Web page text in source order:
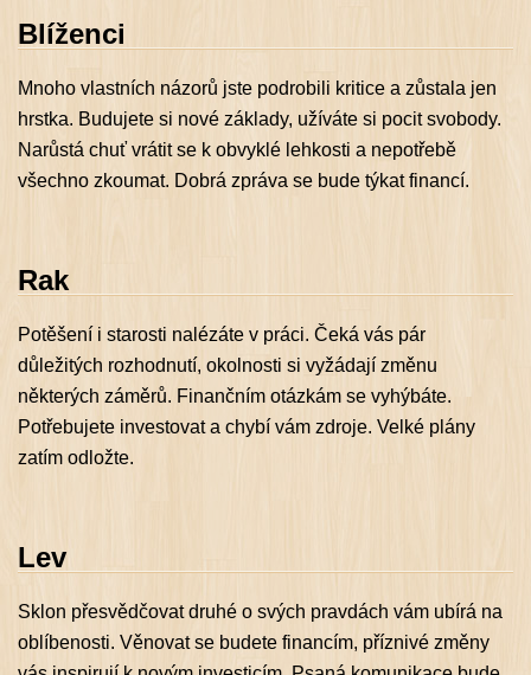
Blíženci
Mnoho vlastních názorů jste podrobili kritice a zůstala jen
hrstka. Budujete si nové základy, užíváte si pocit svobody.
Narůstá chuť vrátit se k obvyklé lehkosti a nepotřebě
všechno zkoumat. Dobrá zpráva se bude týkat financí.
Rak
Potěšení i starosti nalézáte v práci. Čeká vás pár
důležitých rozhodnutí, okolnosti si vyžádají změnu
některých záměrů. Finančním otázkám se vyhýbáte.
Potřebujete investovat a chybí vám zdroje. Velké plány
zatím odložte.
Lev
Sklon přesvědčovat druhé o svých pravdách vám ubírá na
oblíbenosti. Věnovat se budete financím, příznivé změny